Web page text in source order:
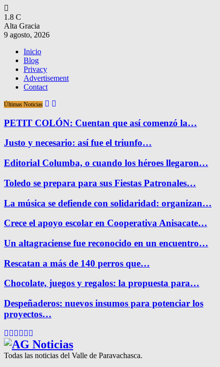
1.8 C
Alta Gracia
9 agosto, 2026
Inicio
Blog
Privacy
Advertisement
Contact
Últimas Noticias
PETIT COLÓN: Cuentan que así comenzó la…
Justo y necesario: así fue el triunfo…
Editorial Columba, o cuando los héroes llegaron…
Toledo se prepara para sus Fiestas Patronales…
La música se defiende con solidaridad: organizan…
Crece el apoyo escolar en Cooperativa Anisacate…
Un altagraciense fue reconocido en un encuentro…
Rescatan a más de 140 perros que…
Chocolate, juegos y regalos: la propuesta para…
Despeñaderos: nuevos insumos para potenciar los
proyectos…
Facebook
Twitter
Instagram
Pinterest
Google
Todas las noticias del Valle de Paravachasca.